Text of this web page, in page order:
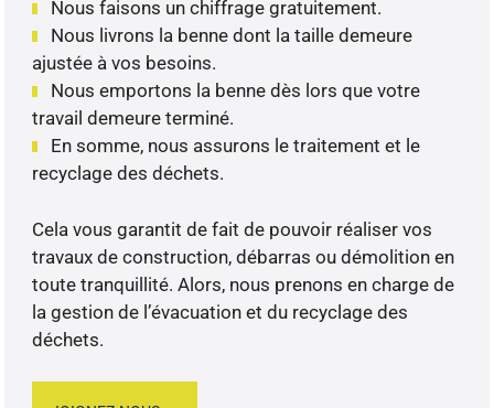
Nous faisons un chiffrage gratuitement.
Nous livrons la benne dont la taille demeure
ajustée à vos besoins.
Nous emportons la benne dès lors que votre
travail demeure terminé.
En somme, nous assurons le traitement et le
recyclage des déchets.
Cela vous garantit de fait de pouvoir réaliser vos
travaux de construction, débarras ou démolition en
toute tranquillité. Alors, nous prenons en charge de
la gestion de l’évacuation et du recyclage des
déchets.